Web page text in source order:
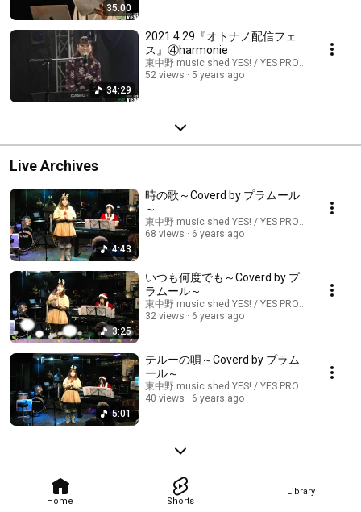
Home Shorts
Library
35:00
34:29
2021.4.29『オトナノ配信フェ
ス』④harmonie
東中野 music shed YES! / YES PROMOTION
52 views
5 years ago
Live Archives
4:43
時の歌～Coverd by プラムール
～
東中野 music shed YES! / YES PROMOTION
68 views
6 years ago
3:25
いつも何度でも～Coverd by プ
ラムール～
東中野 music shed YES! / YES PROMOTION
32 views
6 years ago
5:01
テルーの唄～Coverd by プラム
ール～
東中野 music shed YES! / YES PROMOTION
40 views
6 years ago